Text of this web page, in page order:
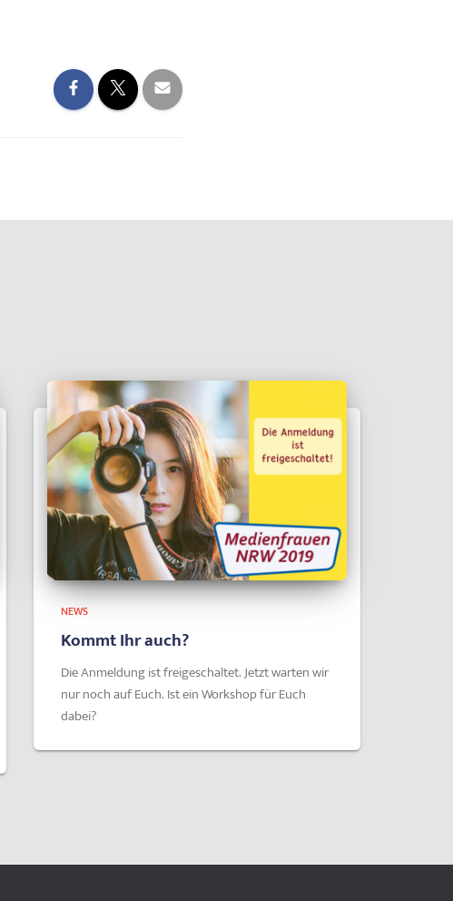
NEWS
Kommt Ihr auch?
Die Anmeldung ist freigeschaltet. Jetzt warten wir
nur noch auf Euch. Ist ein Workshop für Euch
dabei?